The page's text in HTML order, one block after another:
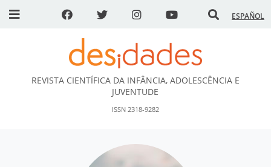
ESPAÑOL
DESidades
REVISTA CIENTÍFICA DA INFÂNCIA, ADOLESCÊNCIA E
JUVENTUDE
ISSN 2318-9282